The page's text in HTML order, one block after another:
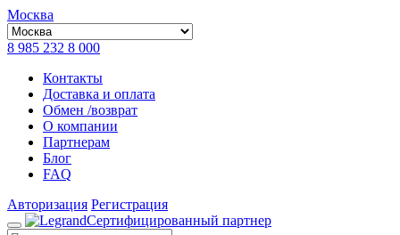
Москва
8 985 232 8 000
Контакты
Доставка и оплата
Обмен /возврат
О компании
Партнерам
Блог
FAQ
Авторизация Регистрация
Сертифицированный партнер